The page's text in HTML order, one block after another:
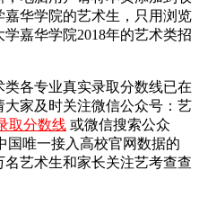
华学院的艺术生，只用浏览
嘉华学院2018年的艺术类招
各专业真实录取分数线已在
大家及时关注微信公众号：艺
取分数线 或微信搜索公众
国唯一接入高校官网数据的
艺术生和家长关注艺考查查